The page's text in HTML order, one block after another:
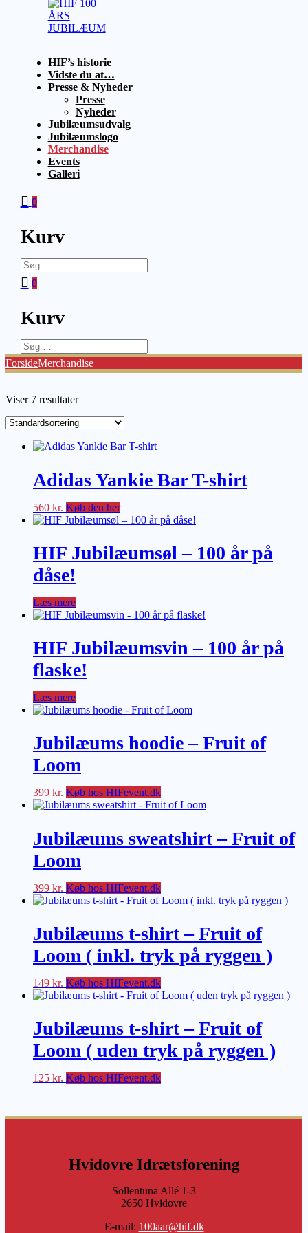
HIF
ÅRS
JUBILÆUM
1925
2025
HIF’s historie
Vidste du at…
Presse & Nyheder
Presse
Nyheder
Jubilæumsudvalg
Jubilæumslogo
Merchandise
Events
Galleri
0
Kurv
Søg
efter:
0
Kurv
Søg
efter:
ForsideMerchandise
Viser 7 resultater
Adidas Yankie Bar T-shirt
560 kr. Køb den her
HIF Jubilæumsøl – 100 år på
dåse!
Læs mere
HIF Jubilæumsvin – 100 år på
flaske!
Læs mere
Jubilæums hoodie – Fruit of
Loom
399 kr. Køb hos HIFevent.dk
Jubilæums sweatshirt – Fruit of
Loom
399 kr. Køb hos HIFevent.dk
Jubilæums t-shirt – Fruit of
Loom ( inkl. tryk på ryggen )
149 kr. Køb hos HIFevent.dk
Jubilæums t-shirt – Fruit of
Loom ( uden tryk på ryggen )
125 kr. Køb hos HIFevent.dk
Hvidovre Idrætsforening
Sollentuna Allé 1-3
2650 Hvidovre
E-mail: 100aar@hif.dk